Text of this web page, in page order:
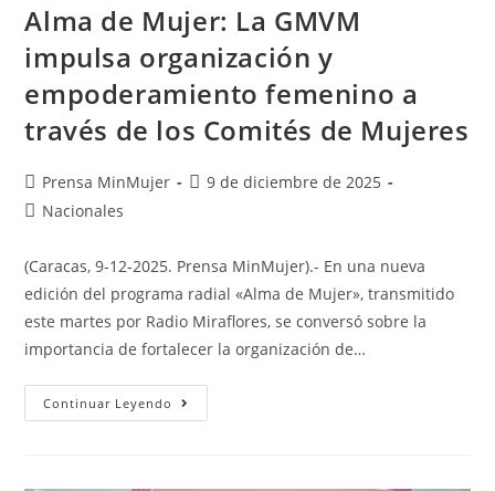
Alma de Mujer: La GMVM
impulsa organización y
empoderamiento femenino a
través de los Comités de Mujeres
Prensa MinMujer
9 de diciembre de 2025
Nacionales
(Caracas, 9-12-2025. Prensa MinMujer).- En una nueva
edición del programa radial «Alma de Mujer», transmitido
este martes por Radio Miraflores, se conversó sobre la
importancia de fortalecer la organización de…
Continuar Leyendo